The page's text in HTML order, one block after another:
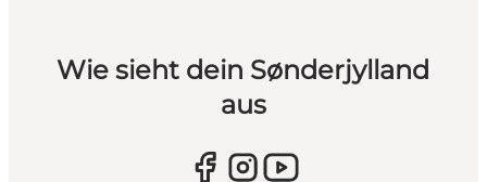
Wie sieht dein Sønderjylland
aus